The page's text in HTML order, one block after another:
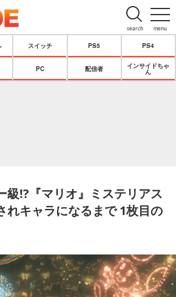
menu
search
スイッチ PS5 PS4
PC 配信者
インサイドちゃ
ん
級!?『マリオ』ミステリアス
れキャラになるまで 1枚目の